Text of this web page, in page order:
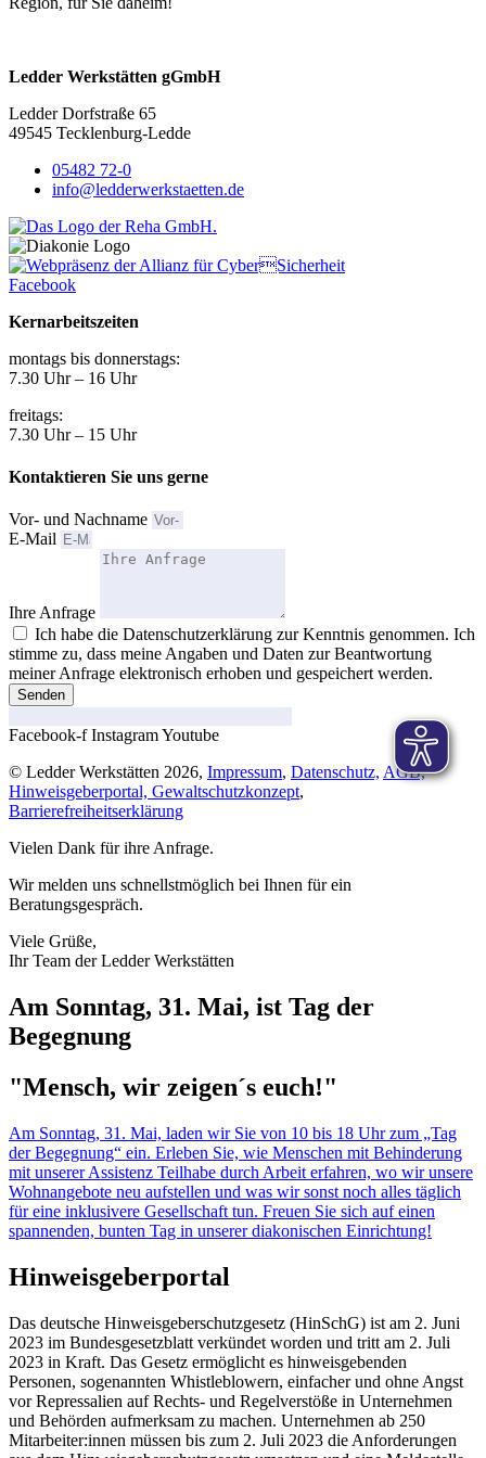
Ledder Werkstätten gGmbH
Ledder Dorfstraße 65
49545 Tecklenburg-Ledde
05482 72-0
info@ledderwerkstaetten.de
Facebook
Kernarbeitszeiten
montags bis donnerstags:
7.30 Uhr – 16 Uhr
freitags:
7.30 Uhr – 15 Uhr
Kontaktieren Sie uns gerne
Vor- und Nachname
E-Mail
Ihre Anfrage
Ich habe die Datenschutzerklärung zur Kenntnis genommen. Ich
stimme zu, dass meine Angaben und Daten zur Beantwortung
meiner Anfrage elektronisch erhoben und gespeichert werden.
Senden
Facebook-f InstagramYoutube
© Ledder Werkstätten 2026, Impressum, Datenschutz, AGB,
Hinweisgeberportal, Gewaltschutzkonzept,
Barrierefreiheitserklärung
Vielen Dank für ihre Anfrage.
Wir melden uns schnellstmöglich bei Ihnen für ein
Beratungsgespräch.
Viele Grüße,
Ihr Team der Ledder Werkstätten
Am Sonntag, 31. Mai, ist Tag der
Begegnung
"Mensch, wir zeigen´s euch!"
Am Sonntag, 31. Mai, laden wir Sie von 10 bis 18 Uhr zum „Tag
der Begegnung“ ein. Erleben Sie, wie Menschen mit Behinderung
mit unserer Assistenz Teilhabe durch Arbeit erfahren, wo wir unsere
Wohnangebote neu aufstellen und was wir sonst noch alles täglich
für eine inklusivere Gesellschaft tun. Freuen Sie sich auf einen
spannenden, bunten Tag in unserer diakonischen Einrichtung!
Hinweisgeberportal
Das deutsche Hinweisgeberschutzgesetz (HinSchG) ist am 2. Juni
2023 im Bundesgesetzblatt verkündet worden und tritt am 2. Juli
2023 in Kraft. Das Gesetz ermöglicht es hinweisgebenden
Personen, sogenannten Whistleblowern, einfacher und ohne Angst
vor Repressalien auf Rechts- und Regelverstöße in Unternehmen
und Behörden aufmerksam zu machen. Unternehmen ab 250
Mitarbeiter:innen müssen bis zum 2. Juli 2023 die Anforderungen